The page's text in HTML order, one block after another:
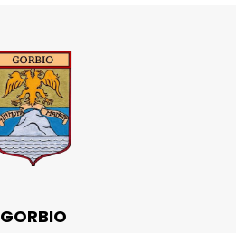
GORBIO